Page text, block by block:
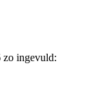
zo ingevuld: